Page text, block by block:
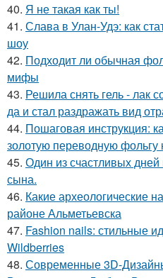
40. Я не такая как ты!
41. Слава в Улан-Удэ: как
шоу
42. Подходит ли обычная
мифы
43. Решила снять гель - лак
да и стал раздражать вид
44. Пошаговая инструкция:
золотую переводную фольгу
45. Один из счастливых
сына.
46. Какие археологические
районе Альметьевска
47. Fashion nails: стильные
Wildberries
48. Современные 3D-